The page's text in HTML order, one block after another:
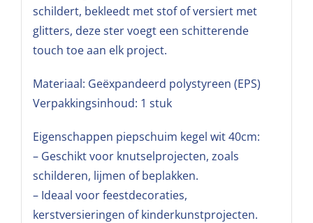
schildert, bekleedt met stof of versiert met
glitters, deze ster voegt een schitterende
touch toe aan elk project.
Materiaal: Geëxpandeerd polystyreen (EPS)
Verpakkingsinhoud: 1 stuk
Eigenschappen piepschuim kegel wit 40cm:
– Geschikt voor knutselprojecten, zoals
schilderen, lijmen of beplakken.
– Ideaal voor feestdecoraties,
kerstversieringen of kinderkunstprojecten.